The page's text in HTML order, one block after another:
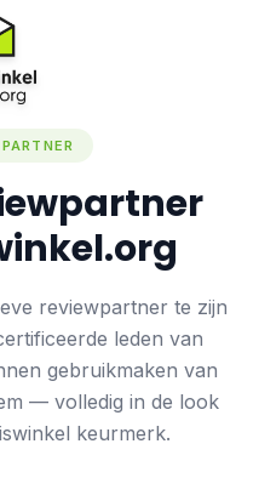
reviewpartner te zijn
leden van
gebruikmaken van
— volledig in de look
keurmerk.